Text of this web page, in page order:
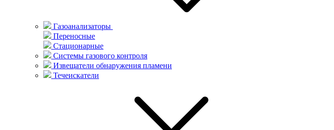
Газоанализаторы
Переносные
Стационарные
Системы газового контроля
Извещатели обнаружения пламени
Течеискатели